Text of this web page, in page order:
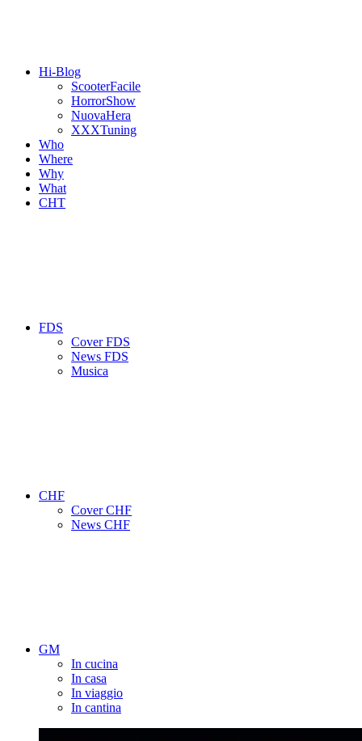
Hi-Blog
ScooterFacile
HorrorShow
NuovaHera
XXXTuning
Who
Where
Why
What
CHT
FDS
Cover FDS
News FDS
Musica
CHF
Cover CHF
News CHF
GM
In cucina
In casa
In viaggio
In cantina